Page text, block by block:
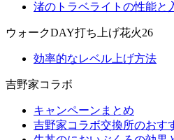
渚のトラベライトの性能と
ウォークDAY打ち上げ花火26
効率的なレベル上げ方法
吉野家コラボ
キャンペーンまとめ
吉野家コラボ交換所のおす